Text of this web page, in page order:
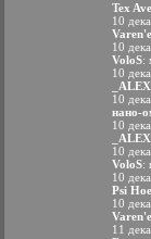
Tex
10
Varen'e
10
VoloS:
10
10
нано-
10
10
VoloS:
10
Psi
10
Varen'e
11